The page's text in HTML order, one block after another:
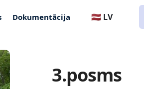
Dokumentācija 🇱🇻 LV
3.posms